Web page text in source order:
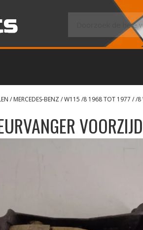
/ MERCEDES-BENZ/W115 /8 1968 TOT 1977 / /8